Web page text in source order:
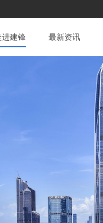
进建锋 最新资讯